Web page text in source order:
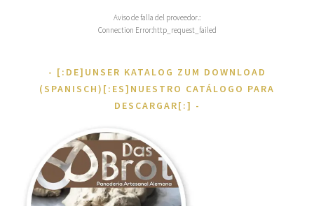
Aviso de falla del proveedor.:
Connection Error:http_request_failed
[:DE]UNSER KATALOG ZUM DOWNLOAD
(SPANISCH)[:ES]NUESTRO CATÁLOGO PARA
DESCARGAR[:]